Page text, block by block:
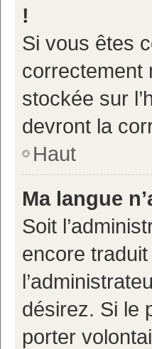
!
Si vous êtes
correctement
stockée sur
devront la
Haut
Ma langue
Soit
encore
désirez. Si le
porter